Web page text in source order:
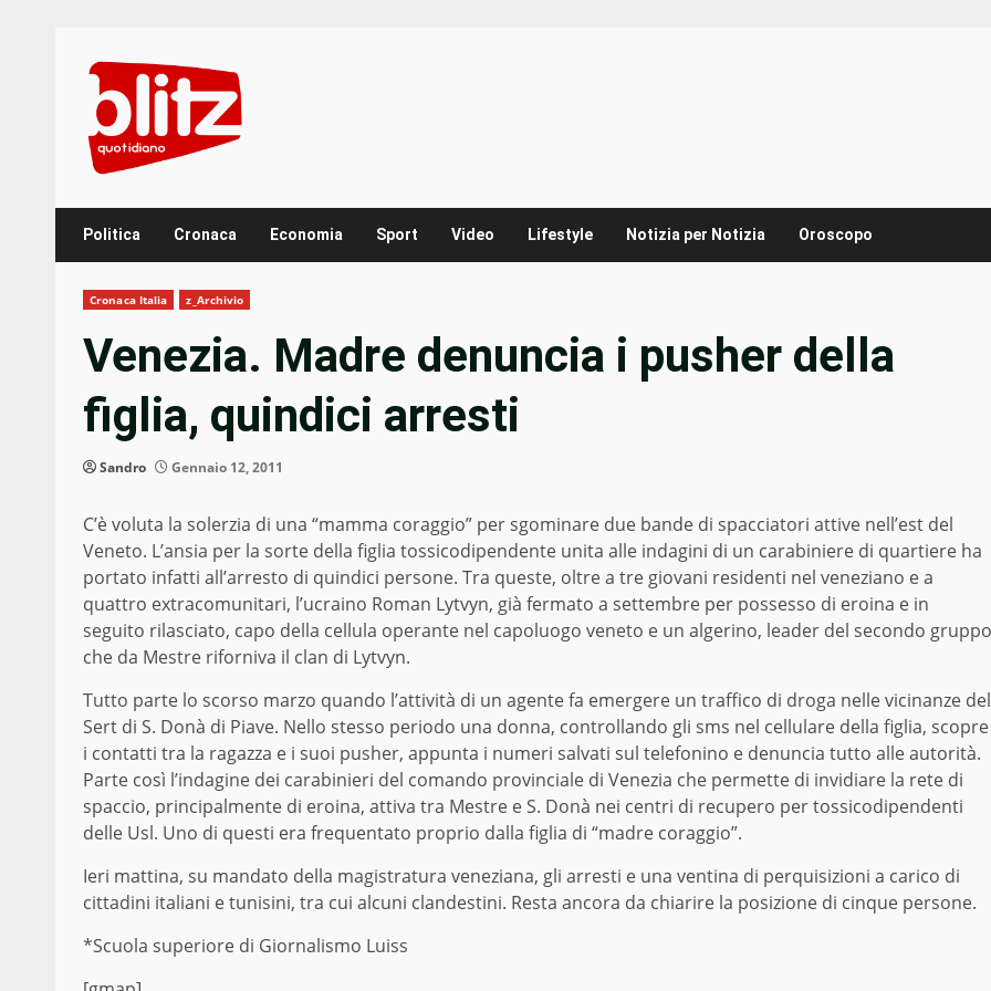
content
Politica Cronaca Economia Sport Video Lifestyle Notizia per Notizia Oroscopo
Cronaca Italia z_Archivio
Venezia. Madre denuncia i pusher della
figlia, quindici arresti
Sandro Gennaio 12, 2011
C’è voluta la solerzia di una “mamma coraggio” per sgominare due bande di spacciatori attive nell’est del
Veneto. L’ansia per la sorte della figlia tossicodipendente unita alle indagini di un carabiniere di quartiere ha
portato infatti all’arresto di quindici persone. Tra queste, oltre a tre giovani residenti nel veneziano e a
quattro extracomunitari, l’ucraino Roman Lytvyn, già fermato a settembre per possesso di eroina e in
seguito rilasciato, capo della cellula operante nel capoluogo veneto e un algerino, leader del secondo gruppo
che da Mestre riforniva il clan di Lytvyn.
Tutto parte lo scorso marzo quando l’attività di un agente fa emergere un traffico di droga nelle vicinanze del
Sert di S. Donà di Piave. Nello stesso periodo una donna, controllando gli sms nel cellulare della figlia, scopre
i contatti tra la ragazza e i suoi pusher, appunta i numeri salvati sul telefonino e denuncia tutto alle autorità.
Parte così l’indagine dei carabinieri del comando provinciale di Venezia che permette di invidiare la rete di
spaccio, principalmente di eroina, attiva tra Mestre e S. Donà nei centri di recupero per tossicodipendenti
delle Usl. Uno di questi era frequentato proprio dalla figlia di “madre coraggio”.
Ieri mattina, su mandato della magistratura veneziana, gli arresti e una ventina di perquisizioni a carico di
cittadini italiani e tunisini, tra cui alcuni clandestini. Resta ancora da chiarire la posizione di cinque persone.
*Scuola superiore di Giornalismo Luiss